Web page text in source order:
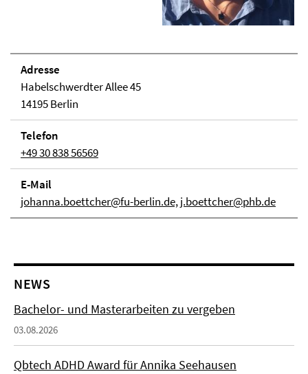
Adresse
Habelschwerdter Allee 45
14195 Berlin
Telefon
+49 30 838 56569
E-Mail
johanna.boettcher@fu-berlin.de, j.boettcher@phb.de
NEWS
Bachelor- und Masterarbeiten zu vergeben
03.08.2026
Qbtech ADHD Award für Annika Seehausen